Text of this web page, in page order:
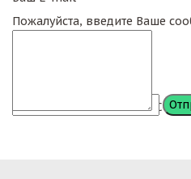
Пожалуйста, введите Ваше